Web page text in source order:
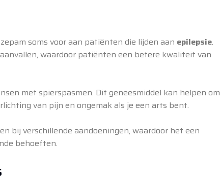
soms voor aan patiënten die lijden aan epilepsie.
waardoor patiënten een betere kwaliteit van
met spierspasmen. Dit geneesmiddel kan helpen om
van pijn en ongemak als je een arts bent.
bij verschillende aandoeningen, waardoor het een
behoeften.